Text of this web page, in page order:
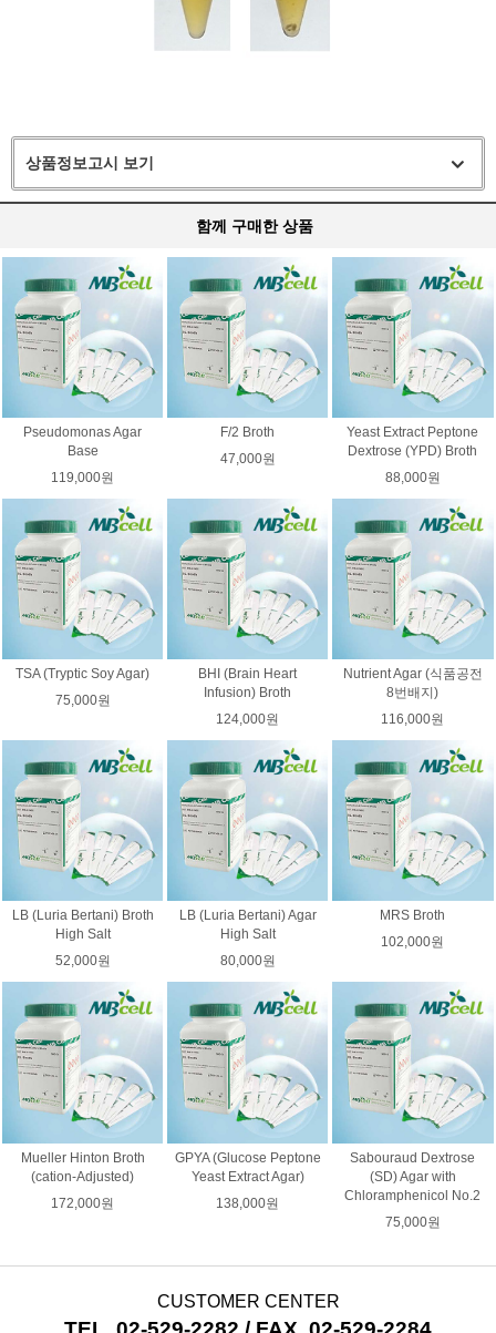
상품정보고시 보기
함께 구매한 상품
Pseudomonas Agar
Base
119,000원
F/2 Broth
47,000원
Yeast Extract Peptone
Dextrose (YPD) Broth
88,000원
TSA (Tryptic Soy Agar)
75,000원
BHI (Brain Heart
Infusion) Broth
124,000원
Nutrient Agar (식품공전
8번배지)
116,000원
LB (Luria Bertani) Broth
High Salt
52,000원
LB (Luria Bertani) Agar
High Salt
80,000원
MRS Broth
102,000원
Mueller Hinton Broth
(cation-Adjusted)
172,000원
GPYA (Glucose Peptone
Yeast Extract Agar)
138,000원
Sabouraud Dextrose
(SD) Agar with
Chloramphenicol No.2
75,000원
CUSTOMER CENTER